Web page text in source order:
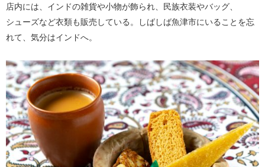
店内には、インドの雑貨や小物が飾られ、民族衣装やバッグ、
シューズなど衣類も販売している。しばしば魚津市にいることを忘
れて、気分はインドへ。